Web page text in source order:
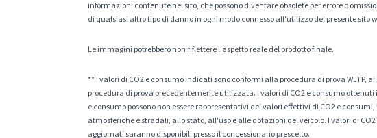
informazioni contenute nel sito, che possono diventare obsolete per errore o
di qualsiasi altro tipo di danno in ogni modo connesso all'utilizzo del presente sito
Le immagini potrebbero non riflettere l'aspetto reale del prodotto finale.
** I valori di CO2 e consumo indicati sono conformi alla procedura di prova WLTP,
procedura di prova precedentemente utilizzata. I valori di CO2 e consumo
e consumo possono non essere rappresentativi dei valori effettivi di CO2 e
atmosferiche e stradali, allo stato, all'uso e alle dotazioni del veicolo. I valori di
aggiornati saranno disponibili presso il concessionario prescelto.